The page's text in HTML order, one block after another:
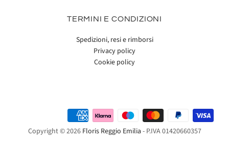
TERMINI E CONDIZIONI
Spedizioni, resi e rimborsi
Privacy policy
Cookie policy
Copyright © 2026 Floris Reggio Emilia - P.IVA 01420660357